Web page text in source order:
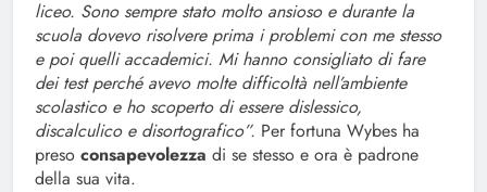
liceo. Sono sempre stato molto ansioso e durante la
scuola dovevo risolvere prima i problemi con me stesso
e poi quelli accademici. Mi hanno consigliato di fare
dei test perché avevo molte difficoltà nell’ambiente
scolastico e ho scoperto di essere dislessico,
discalculico e disortografico”. Per fortuna Wybes ha
preso consapevolezza di se stesso e ora è padrone
della sua vita.